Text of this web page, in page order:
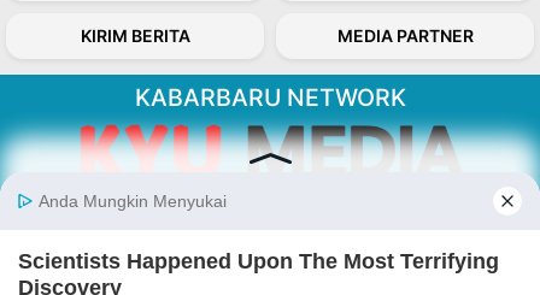
KIRIM BERITA MEDIA PARTNER
KABARBARU NETWORK